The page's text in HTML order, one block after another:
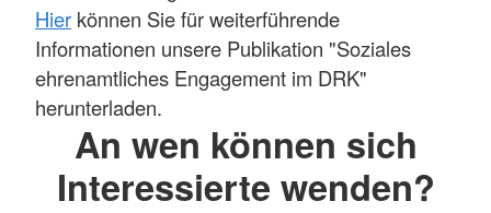
Hier können Sie für weiterführende
Informationen unsere Publikation "Soziales
ehrenamtliches Engagement im DRK"
herunterladen.
An wen können sich
Interessierte wenden?